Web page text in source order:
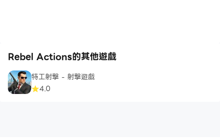
Rebel Actions的其他遊戲
特工射擊 - 射擊遊戲
4.0